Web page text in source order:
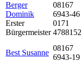
Berger
Dominik
Erster
Bürgermeister
08167
6943-46
0171
4788152
Best Susanne
08167
6943-19